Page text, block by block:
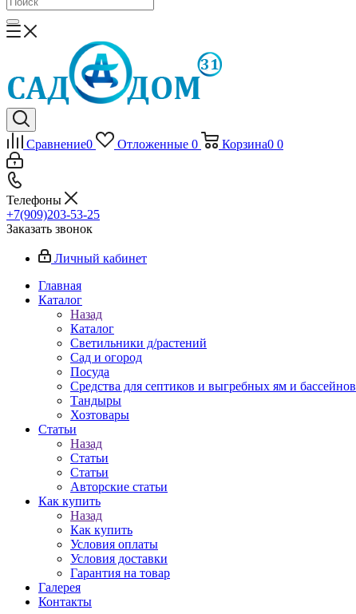
Сравнение0 Отложенные 0 Корзина0 0
Телефоны
+7(909)203-53-25
Заказать звонок
Личный кабинет
Главная
Каталог
Назад
Каталог
Светильники д/растений
Сад и огород
Посуда
Средства для септиков и выгребных ям и бассейнов
Тандыры
Хозтовары
Статьи
Назад
Статьи
Статьи
Авторские статьи
Как купить
Назад
Как купить
Условия оплаты
Условия доставки
Гарантия на товар
Галерея
Контакты